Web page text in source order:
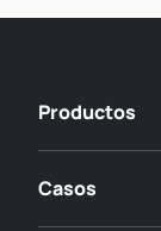
Productos
Casos